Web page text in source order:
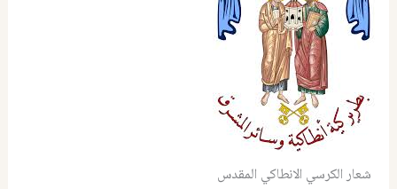
شعار الكرسي الانطاكي المقدس